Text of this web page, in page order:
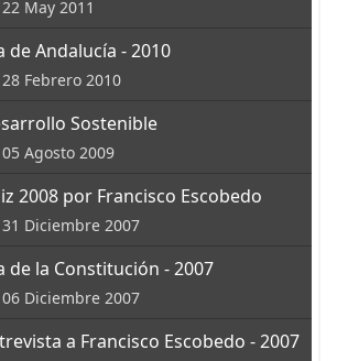
22 May 2011
de Andalucía - 2010
28 Febrero 2010
Sostenible
05 Agosto 2009
2008 por Francisco Escobedo
31 Diciembre 2007
de la Constitución - 2007
06 Diciembre 2007
a Francisco Escobedo - 2007